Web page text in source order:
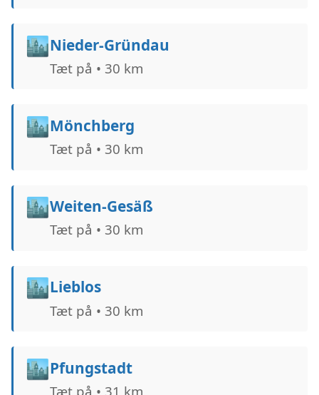
🏙️Nieder-Gründau
Tæt på • 30 km
🏙️Mönchberg
Tæt på • 30 km
🏙️Weiten-Gesäß
Tæt på • 30 km
🏙️Lieblos
Tæt på • 30 km
🏙️Pfungstadt
Tæt på • 31 km